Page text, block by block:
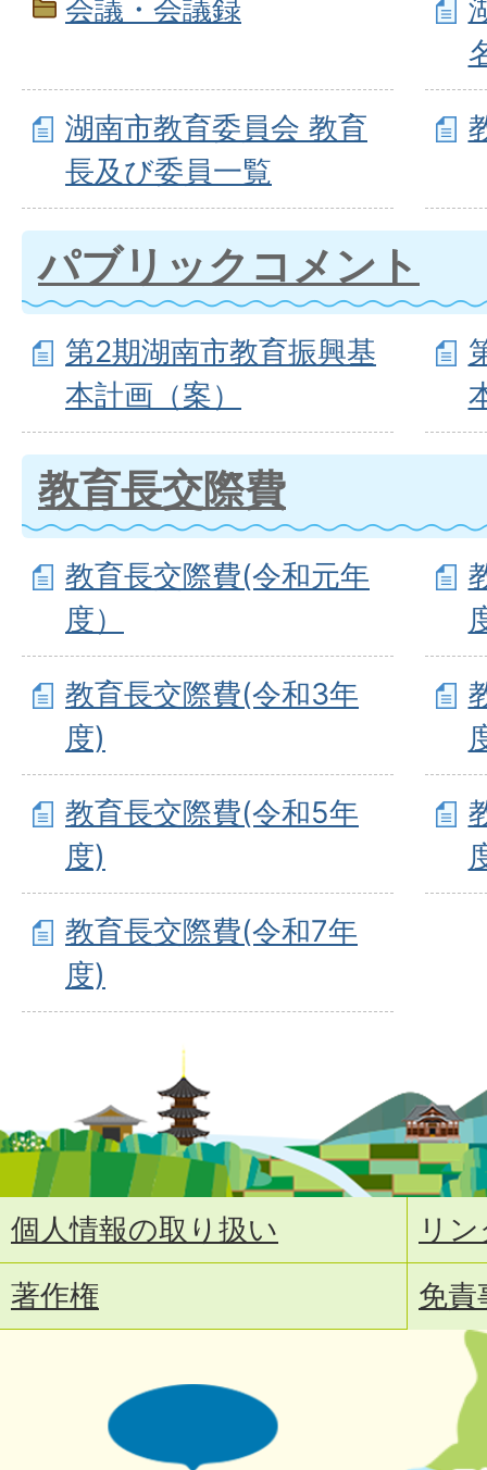
会議・会議録
湖南市教育委員会 教育
長及び委員一覧
パブリックコメント
第2期湖南市教育振興基
本計画（案）
教育長交際費
教育長交際費(令和元年
度）
教育長交際費(令和3年
度)
教育長交際費(令和5年
度)
教育長交際費(令和7年
度)
個人情報の取り扱い
リ
著作権
免責